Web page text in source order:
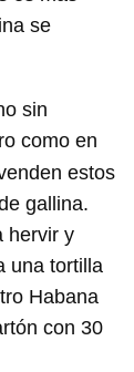
se
sin
como en
estos
gallina.
hervir y
una tortilla
Habana
con 30